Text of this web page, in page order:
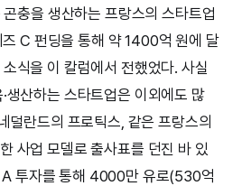
충을 생산하는 프랑스의 스타트업
C 펀딩을 통해 약 1400억 원에 달
식을 이 칼럼에서 전했었다. 사실
생산하는 스타트업은 이외에도 많
덜란드의 프로틱스, 같은 프랑스의
사업 모델로 출사표를 던진 바 있
투자를 통해 4000만 유로(530억